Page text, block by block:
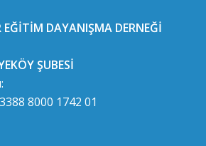
EĞİTİM DAYANIŞMA DERNEĞİ
ŞUBESİ
8000 1742 01